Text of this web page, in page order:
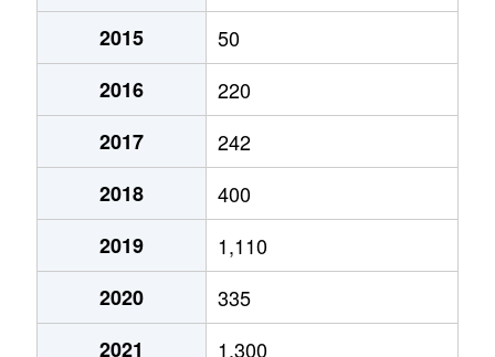
2015
50
2016
220
2017
242
2018
400
2019
1,110
2020
335
2021
1,300